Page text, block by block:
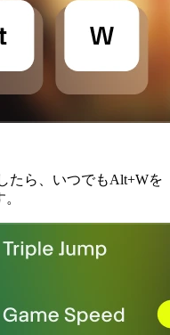
たら、いつでもAlt+Wを